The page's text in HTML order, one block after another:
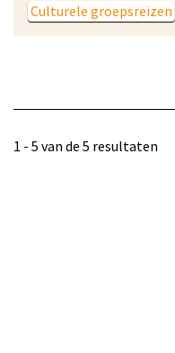
Culturele groepsreizen
1 - 5 van de 5 resultaten